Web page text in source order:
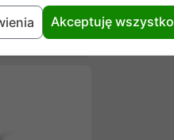
Akceptuję wszystko